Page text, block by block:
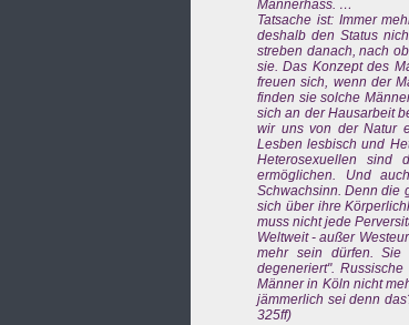
Männerhass. …
Tatsache ist: Immer
deshalb den Status
streben danach, nach
sie. Das Konzept des
freuen sich, wenn der
finden sie solche
sich an der Hausarbeit
wir uns von der Natur
Lesben lesbisch und
Heterosexuellen sind
ermöglichen. Und
Schwachsinn. Denn die
sich über ihre
muss nicht jede
Weltweit - außer
mehr sein dürfen. Sie
degeneriert".
Männer in Köln nicht
jämmerlich sei denn
325ff)